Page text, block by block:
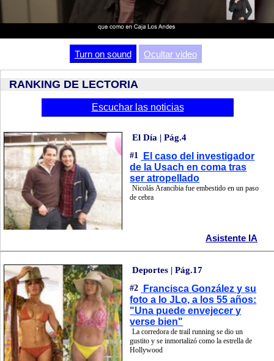
Turn on sound Ocultar video
RANKING DE LECTORIA
Escuchar las noticias
El Día | Pág.4
#1
El caso del investigador
de la Usach en coma tras
ser atropellado
Nicolás Arancibia fue embestido en un paso
de cebra
Asistente IA
Deportes | Pág.17
#2
Francisca González y su
foto a lo JLo, a los 55 años:
"Una puede envejecer y
verse bien"
La corredora de trail running se dio un
gustito y se inmortalizó como la estrella de
Hollywood